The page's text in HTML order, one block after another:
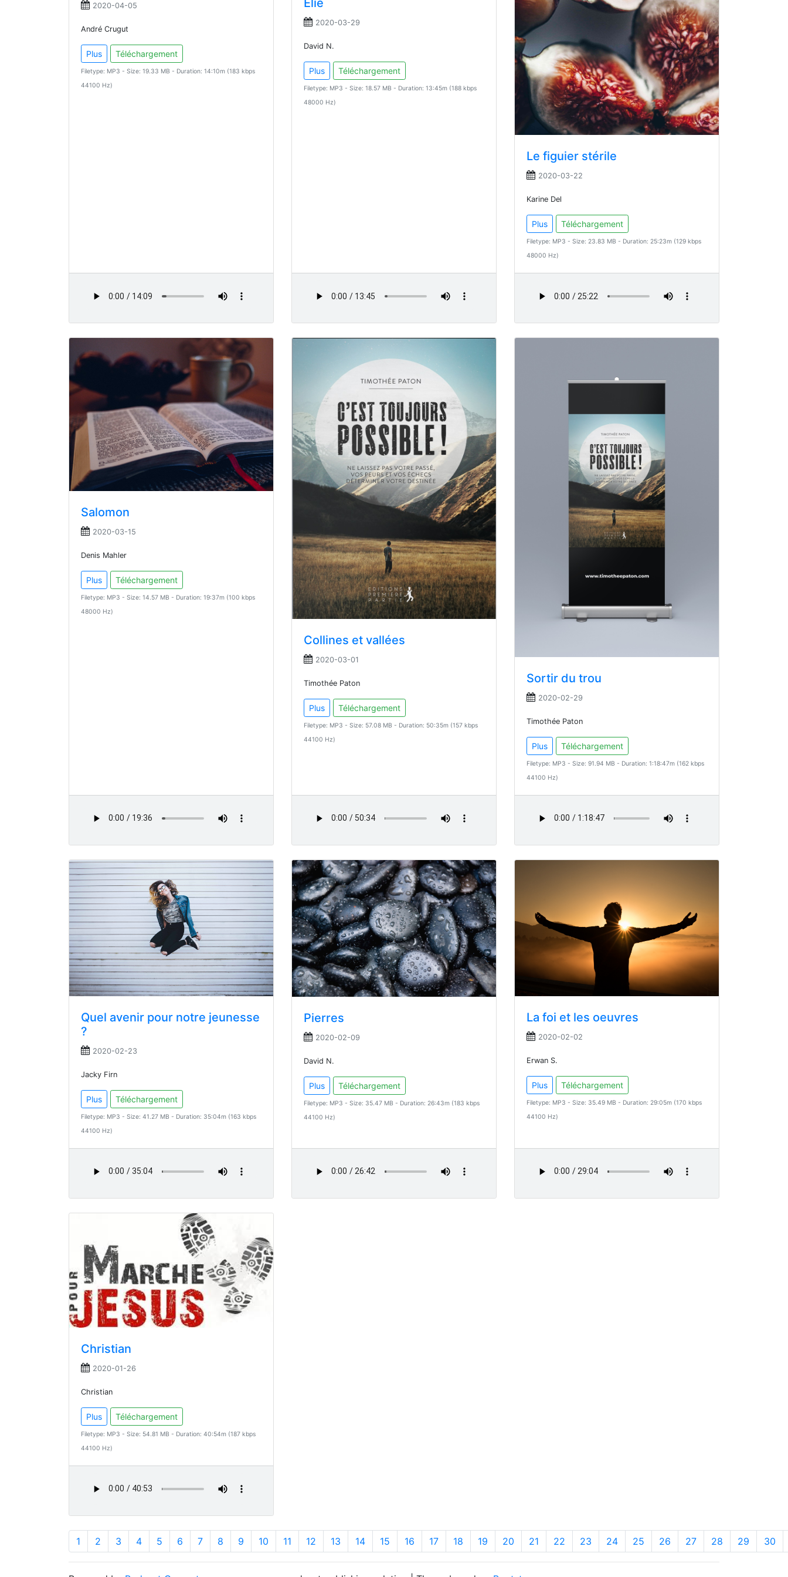
2020-04-05
André Crugut
Plus Téléchargement
Filetype: MP3 - Size: 19.33 MB - Duration: 14:10m (183 kbps
44100 Hz)
Élie
2020-03-29
David N.
Plus Téléchargement
Filetype: MP3 - Size: 18.57 MB - Duration: 13:45m (188 kbps
48000 Hz)
Le figuier stérile
2020-03-22
Karine Del
Plus Téléchargement
Filetype: MP3 - Size: 23.83 MB - Duration: 25:23m (129 kbps
48000 Hz)
Salomon
2020-03-15
Denis Mahler
Plus Téléchargement
Filetype: MP3 - Size: 14.57 MB - Duration: 19:37m (100 kbps
48000 Hz)
Collines et vallées
2020-03-01
Timothée Paton
Plus Téléchargement
Filetype: MP3 - Size: 57.08 MB - Duration: 50:35m (157 kbps
44100 Hz)
Sortir du trou
2020-02-29
Timothée Paton
Plus Téléchargement
Filetype: MP3 - Size: 91.94 MB - Duration: 1:18:47m (162 kbps
44100 Hz)
Quel avenir pour notre jeunesse
?
2020-02-23
Jacky Firn
Plus Téléchargement
Filetype: MP3 - Size: 41.27 MB - Duration: 35:04m (163 kbps
44100 Hz)
Pierres
2020-02-09
David N.
Plus Téléchargement
Filetype: MP3 - Size: 35.47 MB - Duration: 26:43m (183 kbps
44100 Hz)
La foi et les oeuvres
2020-02-02
Erwan S.
Plus Téléchargement
Filetype: MP3 - Size: 35.49 MB - Duration: 29:05m (170 kbps
44100 Hz)
Christian
2020-01-26
Christian
Plus Téléchargement
Filetype: MP3 - Size: 54.81 MB - Duration: 40:54m (187 kbps
44100 Hz)
1 2 3 4 5 6 7 8 9 10 11 12 13 14 15 16 17 18 19 20 21 22 23 24 25 26 27 28 29 30